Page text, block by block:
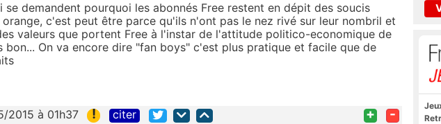
se demandent pourquoi les abonnés Free restent en dépit des soucis
c'est peut être parce qu'ils n'ont pas le nez rivé sur leur nombril et
valeurs que portent Free à l'instar de l'attitude politico-economique de
bon... On va encore dire "fan boys" c'est plus pratique et facile que de
2015 à 01h37 ! citer + -